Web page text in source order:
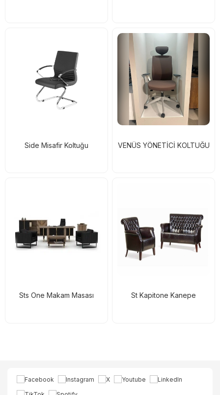
Side Misafir Koltuğu VENÜS YÖNETİCİ KOLTUĞU
Sts One Makam Masası St Kapitone Kanepe